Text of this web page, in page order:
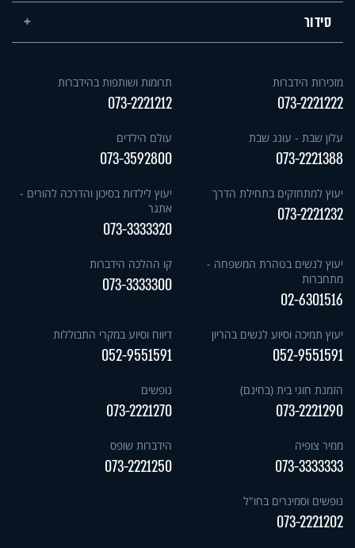
סידור
מזכירות הידברות
073-2221222
תרומות ושותפות בהידברות
073-2221212
עלון שבת - עונג שבת
073-2221388
עולם הילדים
073-3592800
יעוץ למתחזקים בתחילת הדרך
073-2221232
יעוץ לילדות בסיכון והדרכה להורים -
אתגר
073-3333320
יעוץ לנשים בטהרת המשפחה -
מתחברות
02-6301516
קו ההלכה הידברות
073-3333300
יעוץ תמיכה וסיוע לנשים בהריון
052-9551591
דיווח וסיוע במקרי התבוללות
052-9551591
הזמנת חוגי בית (בחינם)
073-2221290
נופשים
073-2221270
ממיר צופיה
073-3333333
הידברות שופס
073-2221250
נופשים וסמינרים בחו"ל
073-2221202